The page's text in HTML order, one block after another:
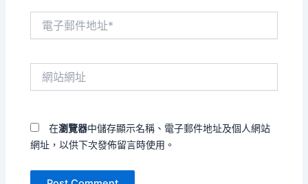
在瀏覽器中儲存顯示名稱、電子郵件地址及個人網站
網址，以供下次發佈留言時使用。